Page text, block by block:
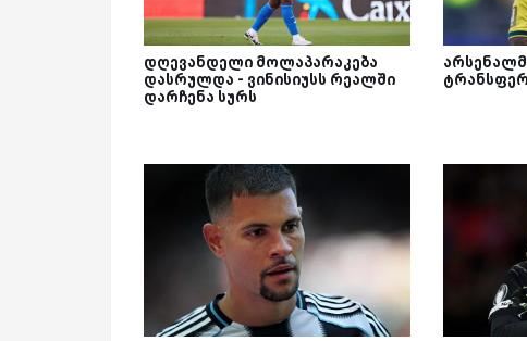
დღევანდელი მოლაპარაკება
დასრულდა - ვინისიუსს რეალში
დარჩენა სურს